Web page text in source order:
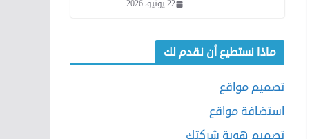
22 يونيو، 2026
ماذا نستطيع أن نقدم لك
تصميم مواقع
استضافة مواقع
تصميم هوية شركتك